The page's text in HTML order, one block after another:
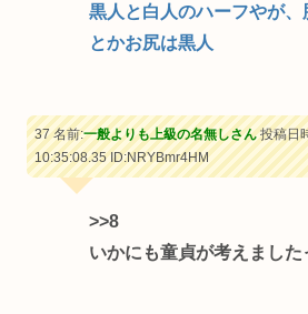
黒人と白人のハーフやが
とかお尻は黒人
37 名前:一般よりも上級の名無しさん投稿日
10:35:08.35ID:NRYBmr4HM
>>8
いかにも童貞が考えまし